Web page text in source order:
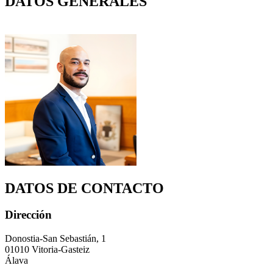
DATOS DE CONTACTO
Dirección
Donostia-San Sebastián, 1
01010 Vitoria-Gasteiz
Álava